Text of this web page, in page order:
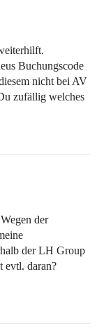
Buchungscode
nicht bei AV
zufällig welches
der
der LH Group
evtl. daran?